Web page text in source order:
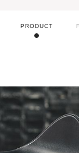
PRODUCT